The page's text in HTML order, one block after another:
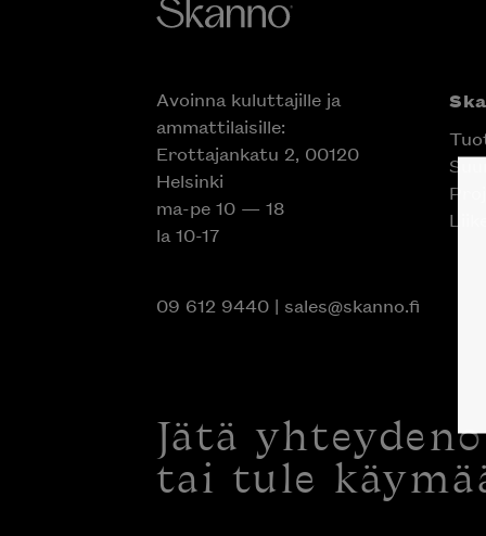
Avoinna kuluttajille ja
ammattilaisille:
Erottajankatu 2, 00120
Helsinki
ma-pe 10 — 18
la 10-17
09 612 9440| sales@skanno.fi
Jätä
tai tule